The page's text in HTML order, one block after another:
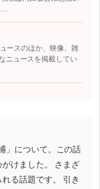
…
ースのほか、映像、雑
ニュースを掲載してい
」について。この話
けました。 さまざ
る話題です。 引き